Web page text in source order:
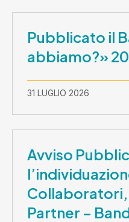
Pubblicato il
abbiamo?»
31 LUGLIO 2026
Avviso
Collaboratori,
Partner –